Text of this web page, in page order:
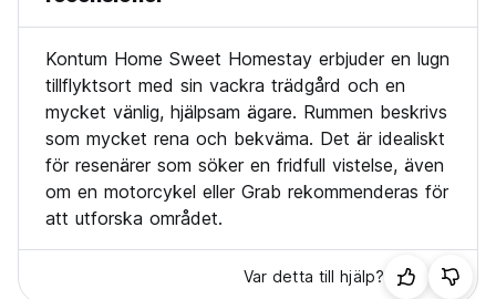
Kontum Home Sweet Homestay erbjuder en lugn
tillflyktsort med sin vackra trädgård och en
mycket vänlig, hjälpsam ägare. Rummen beskrivs
som mycket rena och bekväma. Det är idealiskt
för resenärer som söker en fridfull vistelse, även
om en motorcykel eller Grab rekommenderas för
att utforska området.
Var detta till hjälp?